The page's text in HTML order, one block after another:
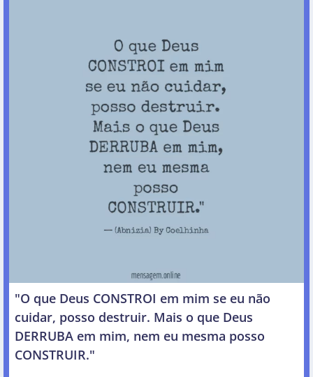
"O que Deus CONSTROI em mim se eu não
cuidar, posso destruir. Mais o que Deus
DERRUBA em mim, nem eu mesma posso
CONSTRUIR."